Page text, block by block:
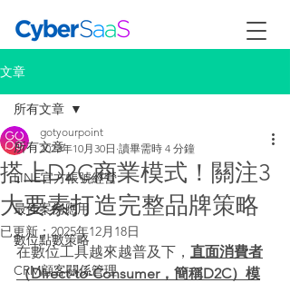
文章
所有文章
LINE官方帳號經營
最佳案例應用
數位點數策略
CRM顧客關係管理
所有文章
搭上D2C商業模式！關注3
大要素打造完整品牌策略
gotyourpoint
2023年10月30日 讀畢需時 4 分鐘
已更新：2025年12月18日
在數位工具越來越普及下， 直面消費者
（Direct-to-Consumer，簡稱D2C）模